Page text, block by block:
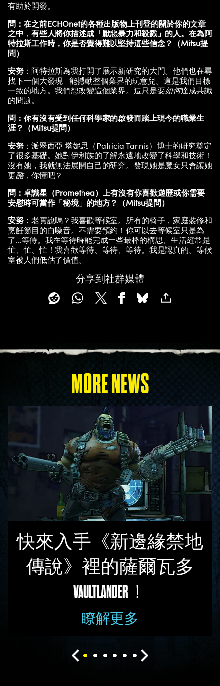
有助於開發。
問：在之前ECHOnet的各種出版物上刊登的關於你的文章
之中，有些人將你描述成「厭惡暴力和殺戮」的人。在為阿
特拉斯工作時，你是否覺得難以堅持這些信念？（Mitsu提
問）
安努 ：阿特拉斯為我打開了展示新研究的大門。他們也在尋
找下一個大發現—能撼動整個業界的玩意兒。這是我們目標
一致的地方。我們想改變這個業界。這只是要如何達成共識
的問題。
問：你有沒有受到任何科學家的啟發而踏上現今的職業生
涯？（Mitsu提問）
安努 ：派翠西亞·塔妮思（Patricia Tannis）博士的研究奠定
了很多基礎。她對伊利族的了解永遠地改變了科學和技術！
沒有她，我就無法展開自己的研究。發現她是魔女只會讓她
更酷，你懂吧？
問：卓識星（Promethea）上有沒有你喜歡遊歷或你需要
安慰時可當作「秘境」的地方？（Mitsu提問）
安努： 老實說嗎？我喜歡等候室。所有的椅子，家庭裝修和
烹飪節目的白噪音。不需要預約！你可以去等候室只是為
了...等待。我在等待時能完成一些最棒的構思。生活經常是
忙、忙、忙！我喜歡等待、等待、等待。我是認真的。等候
室被人們低估了價值。
分享到社群媒體
MORE NEWS
快來入手《新邊緣禁地
傳說》裡的薩爾瓦多
VAULTLANDER！
瞭解更多